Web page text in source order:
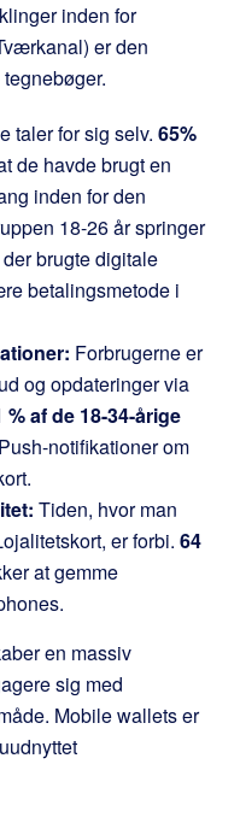
inden for
er den
taler for sig selv. 65%
de havde brugt en
inden for den
18-26 år springer
der brugte digitale
betalingsmetode i
Forbrugerne er
og opdateringer via
% af de 18-34-årige
notifikationer om
Tiden, hvor man
er forbi. 64
at gemme
en massiv
sig med
Mobile wallets er